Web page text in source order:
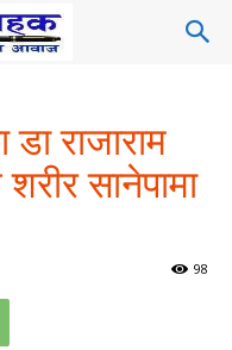
राजाराम
शरीर सानेपामा
98